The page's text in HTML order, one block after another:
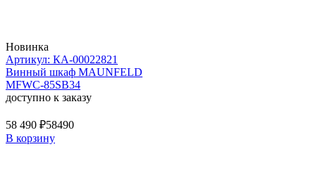
Новинка
Артикул: КА-00022821
Винный шкаф MAUNFELD
MFWC-85SB34
доступно к заказу
58 490 ₽58490
В корзину